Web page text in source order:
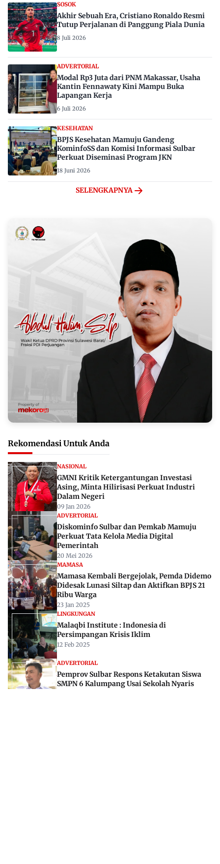
SOSOK
Akhir Sebuah Era, Cristiano Ronaldo Resmi
Tutup Perjalanan di Panggung Piala Dunia
8 Juli 2026
ADVERTORIAL
Modal Rp3 Juta dari PNM Makassar, Usaha
Kantin Fennawaty Kini Mampu Buka
Lapangan Kerja
6 Juli 2026
KESEHATAN
BPJS Kesehatan Mamuju Gandeng
KominfoSS dan Komisi Informasi Sulbar
Perkuat Diseminasi Program JKN
18 Juni 2026
SELENGKAPNYA
Rekomendasi Untuk Anda
NASIONAL
GMNI Kritik Ketergantungan Investasi
Asing, Minta Hilirisasi Perkuat Industri
Dalam Negeri
09 Jan 2026
ADVERTORIAL
Diskominfo Sulbar dan Pemkab Mamuju
Perkuat Tata Kelola Media Digital
Pemerintah
20 Mei 2026
MAMASA
Mamasa Kembali Bergejolak, Pemda Didemo
Didesak Lunasi Siltap dan Aktifkan BPJS 21
Ribu Warga
23 Jan 2025
LINGKUNGAN
Malaqbi Institute : Indonesia di
Persimpangan Krisis Iklim
12 Feb 2025
ADVERTORIAL
Pemprov Sulbar Respons Ketakutan Siswa
SMPN 6 Kalumpang Usai Sekolah Nyaris